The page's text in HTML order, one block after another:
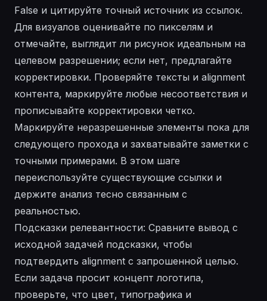
False и цитируйте точный источник из ссылок.
Для визуалов оценивайте по пикселям и
отмечайте, выглядит ли рисунок идеальным на
целевом разрешении; если нет, предлагайте
корректировки. Проверяйте тексты и alignment
контента, маркируйте любые несоответствия и
прописывайте корректировки четко.
Маркируйте неразрешенные элементы пока для
следующего прохода и захватывайте заметки с
точными примерами. В этом шаге
переиспользуйте существующие ссылки и
держите анализ тесно связанным с
реальностью.
Подсказки релевантности: Сравните вывод с
исходной задачей подсказки, чтобы
подтвердить alignment с запрошенной целью.
Если задача просит концепт логотипа,
проверьте, что цвет, типографика и